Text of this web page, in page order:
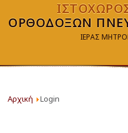
ΟΡΘΟΔΟΞΩΝ
ΙΕΡΑΣ
Αρχική Login